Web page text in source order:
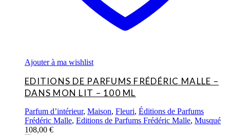
Ajouter à ma wishlist
EDITIONS DE PARFUMS FRÉDÉRIC MALLE –
DANS MON LIT – 100 ML
Parfum d’intérieur, Maison, Fleuri, Éditions de Parfums
Frédéric Malle, Editions de Parfums Frédéric Malle, Musqué
108,00 €